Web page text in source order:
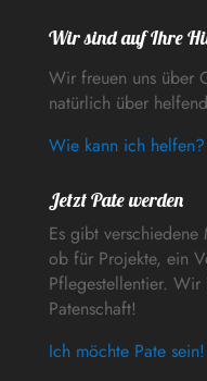
Wir sind auf Ihre
Wir freuen uns über
natürlich über
Wie kann ich helfen?
Jetzt Pate werden
Es gibt
ob für Projekte, ein
Pflegestellentier. Wir
Patenschaft!
Ich möchte Pate sein!